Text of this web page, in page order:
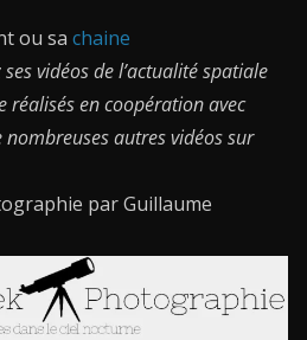
ou sa chaine
ses vidéos de l’actualité spatiale
réalisés en coopération avec
nombreuses autres vidéos sur
par Guillaume